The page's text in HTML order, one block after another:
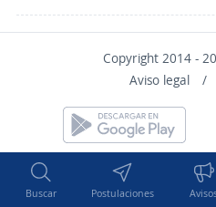
Buscar Postulaciones
Copyright 2014 -
Aviso legal
/